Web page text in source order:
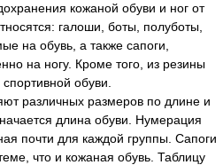
кожаной обуви и ног от
галоши, боты, полуботы,
на обувь, а также сапоги,
на ногу. Кроме того, из резины
обуви.
различных размеров по длине и
длина обуви. Нумерация
почти для каждой группы. Сапоги
что и кожаная обувь. Таблицу